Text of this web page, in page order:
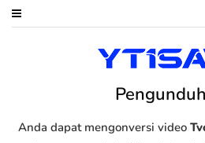
Anda dapat mengonversi video